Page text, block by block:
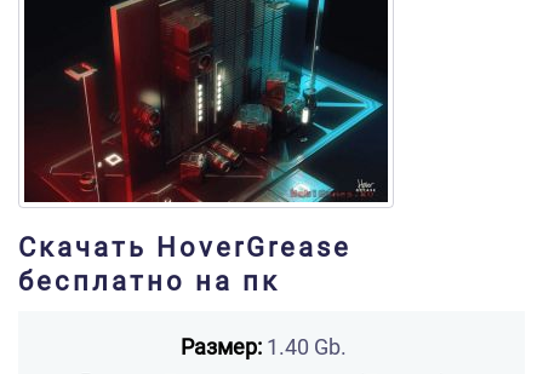
Скачать HoverGrease
бесплатно на пк
Размер:1.40 Gb.